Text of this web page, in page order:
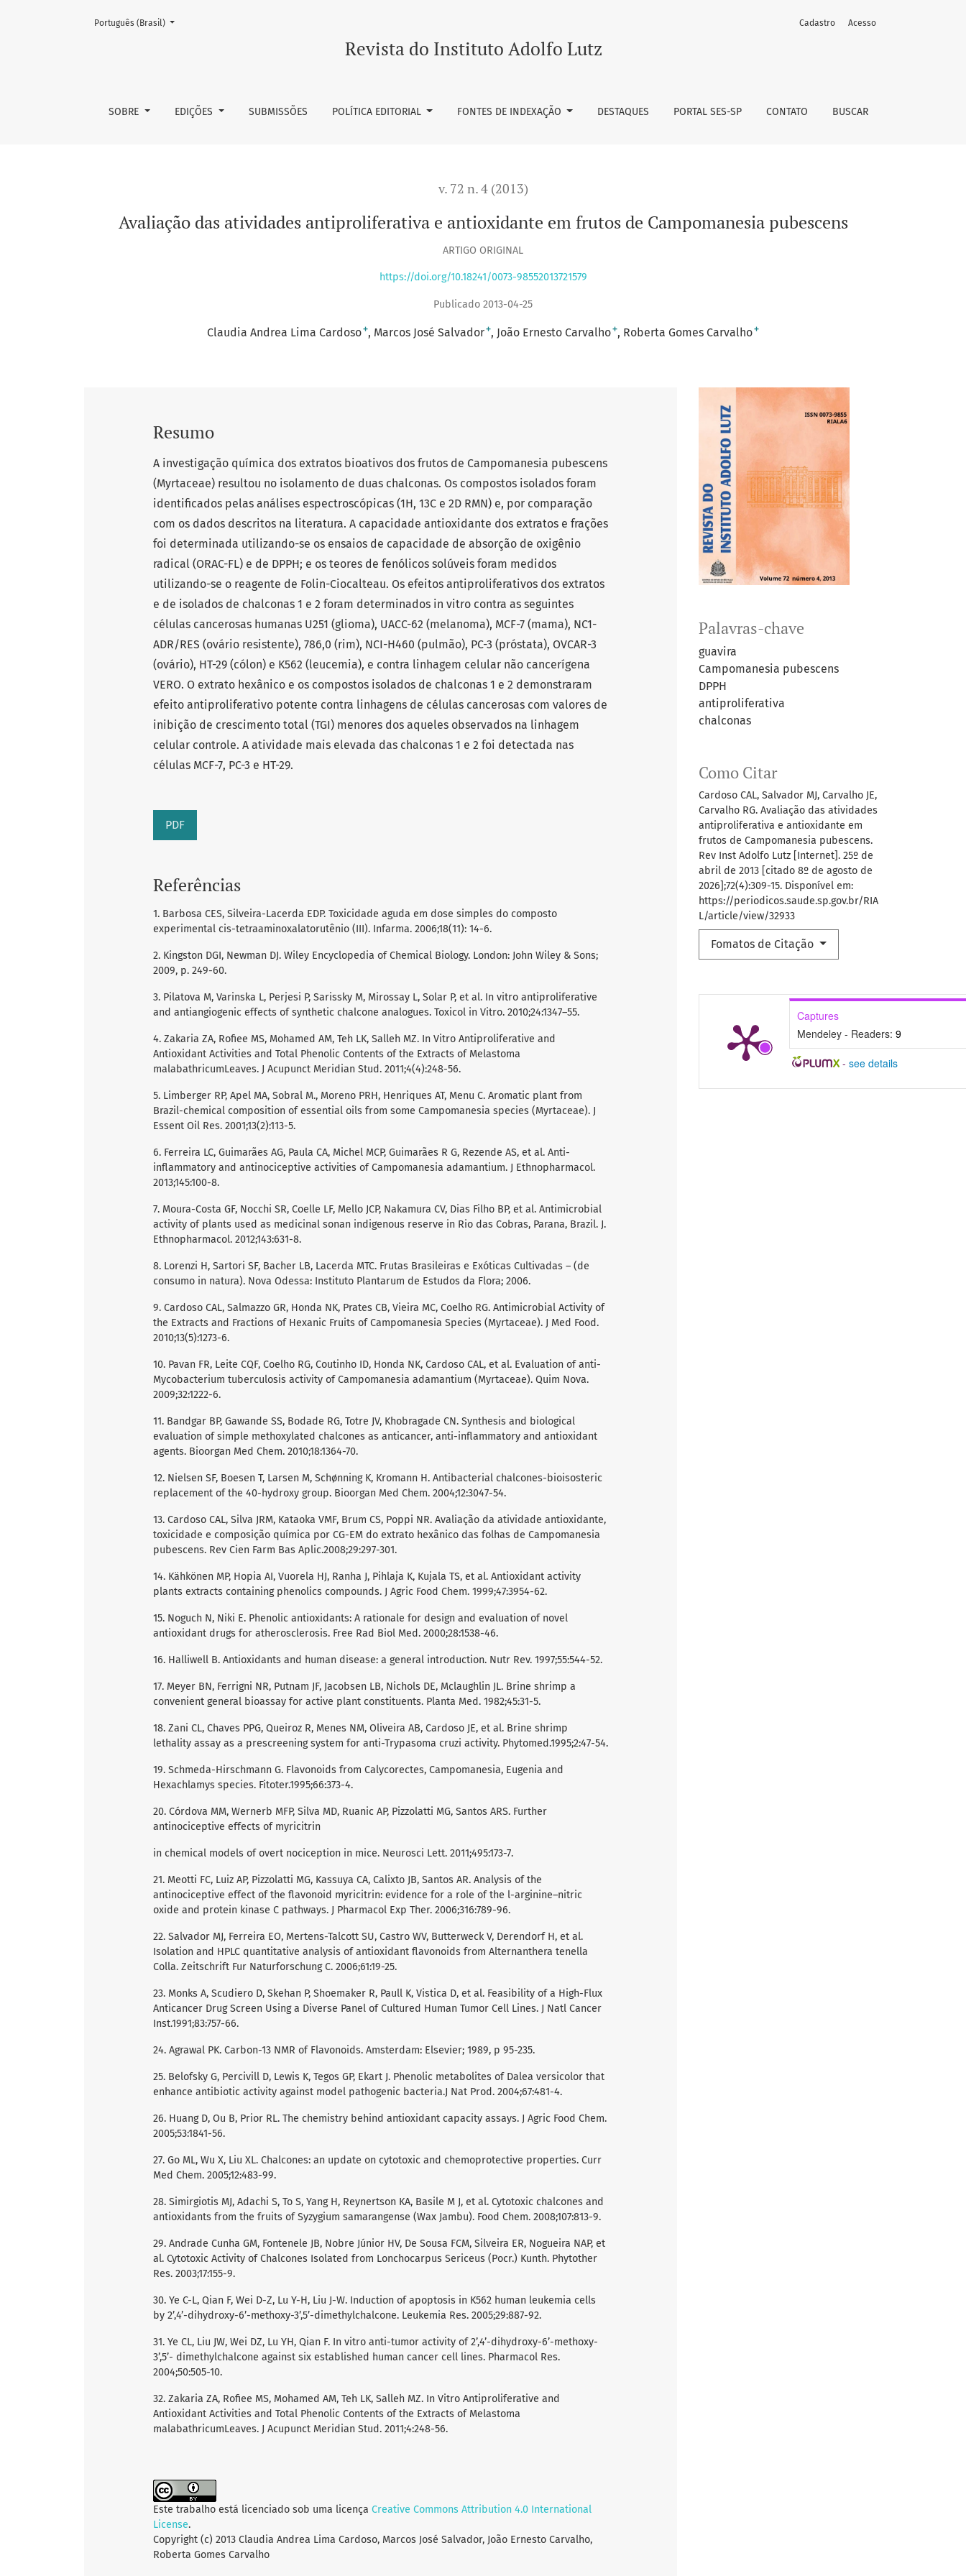
Avaliação das atividades antiproliferativa e antioxidante em frutos de Campomanesia pubescens
Revista do Instituto Adolfo Lutz
SOBRE EDIÇÕES SUBMISSÕES POLÍTICA EDITORIAL FONTES DE INDEXAÇÃO DESTAQUES PORTAL SES-SP CONTATO BUSCAR
Cadastro Acesso
Mudar o idioma. O atual é:
Português (Brasil)
v. 72 n. 4 (2013)
Avaliação das atividades antiproliferativa e antioxidante em frutos de Campomanesia pubescens
ARTIGO ORIGINAL
https://doi.org/10.18241/0073-98552013721579
Publicado 2013-04-25
Claudia Andrea Lima Cardoso+ Marcos José Salvador+ João Ernesto Carvalho+ Roberta Gomes Carvalho+
Palavras-chave
guavira
Campomanesia pubescens
DPPH
antiproliferativa
chalconas
Como Citar
Cardoso CAL, Salvador MJ, Carvalho JE,
Carvalho RG. Avaliação das atividades
antiproliferativa e antioxidante em
frutos de Campomanesia pubescens.
Rev Inst Adolfo Lutz [Internet]. 25º de
abril de 2013 [citado 8º de agosto de
2026];72(4):309-15. Disponível em:
https://periodicos.saude.sp.gov.br/RIA
L/article/view/32933
Fomatos de Citação
Captures
Mendeley - Readers: 9
- see details
Resumo
A investigação química dos extratos bioativos dos frutos de Campomanesia pubescens
(Myrtaceae) resultou no isolamento de duas chalconas. Os compostos isolados foram
identificados pelas análises espectroscópicas (1H, 13C e 2D RMN) e, por comparação
com os dados descritos na literatura. A capacidade antioxidante dos extratos e frações
foi determinada utilizando-se os ensaios de capacidade de absorção de oxigênio
radical (ORAC-FL) e de DPPH; e os teores de fenólicos solúveis foram medidos
utilizando-se o reagente de Folin-Ciocalteau. Os efeitos antiproliferativos dos extratos
e de isolados de chalconas 1 e 2 foram determinados in vitro contra as seguintes
células cancerosas humanas U251 (glioma), UACC-62 (melanoma), MCF-7 (mama), NC1-
ADR/RES (ovário resistente), 786,0 (rim), NCI-H460 (pulmão), PC-3 (próstata), OVCAR-3
(ovário), HT-29 (cólon) e K562 (leucemia), e contra linhagem celular não cancerígena
VERO. O extrato hexânico e os compostos isolados de chalconas 1 e 2 demonstraram
efeito antiproliferativo potente contra linhagens de células cancerosas com valores de
inibição de crescimento total (TGI) menores dos aqueles observados na linhagem
celular controle. A atividade mais elevada das chalconas 1 e 2 foi detectada nas
células MCF-7, PC-3 e HT-29.
PDF
Referências
1. Barbosa CES, Silveira-Lacerda EDP. Toxicidade aguda em dose simples do composto
experimental cis-tetraaminoxalatorutênio (III). Infarma. 2006;18(11): 14-6.
2. Kingston DGI, Newman DJ. Wiley Encyclopedia of Chemical Biology. London: John Wiley & Sons;
2009, p. 249-60.
3. Pilatova M, Varinska L, Perjesi P, Sarissky M, Mirossay L, Solar P, et al. In vitro antiproliferative
and antiangiogenic effects of synthetic chalcone analogues. Toxicol in Vitro. 2010;24:1347–55.
4. Zakaria ZA, Rofiee MS, Mohamed AM, Teh LK, Salleh MZ. In Vitro Antiproliferative and
Antioxidant Activities and Total Phenolic Contents of the Extracts of Melastoma
malabathricumLeaves. J Acupunct Meridian Stud. 2011;4(4):248-56.
5. Limberger RP, Apel MA, Sobral M., Moreno PRH, Henriques AT, Menu C. Aromatic plant from
Brazil-chemical composition of essential oils from some Campomanesia species (Myrtaceae). J
Essent Oil Res. 2001;13(2):113-5.
6. Ferreira LC, Guimarães AG, Paula CA, Michel MCP, Guimarães R G, Rezende AS, et al. Anti-
inflammatory and antinociceptive activities of Campomanesia adamantium. J Ethnopharmacol.
2013;145:100-8.
7. Moura-Costa GF, Nocchi SR, Coelle LF, Mello JCP, Nakamura CV, Dias Filho BP, et al. Antimicrobial
activity of plants used as medicinal sonan indigenous reserve in Rio das Cobras, Parana, Brazil. J.
Ethnopharmacol. 2012;143:631-8.
8. Lorenzi H, Sartori SF, Bacher LB, Lacerda MTC. Frutas Brasileiras e Exóticas Cultivadas – (de
consumo in natura). Nova Odessa: Instituto Plantarum de Estudos da Flora; 2006.
9. Cardoso CAL, Salmazzo GR, Honda NK, Prates CB, Vieira MC, Coelho RG. Antimicrobial Activity of
the Extracts and Fractions of Hexanic Fruits of Campomanesia Species (Myrtaceae). J Med Food.
2010;13(5):1273-6.
10. Pavan FR, Leite CQF, Coelho RG, Coutinho ID, Honda NK, Cardoso CAL, et al. Evaluation of anti-
Mycobacterium tuberculosis activity of Campomanesia adamantium (Myrtaceae). Quim Nova.
2009;32:1222-6.
11. Bandgar BP, Gawande SS, Bodade RG, Totre JV, Khobragade CN. Synthesis and biological
evaluation of simple methoxylated chalcones as anticancer, anti-inflammatory and antioxidant
agents. Bioorgan Med Chem. 2010;18:1364-70.
12. Nielsen SF, Boesen T, Larsen M, Schønning K, Kromann H. Antibacterial chalcones-bioisosteric
replacement of the 40-hydroxy group. Bioorgan Med Chem. 2004;12:3047-54.
13. Cardoso CAL, Silva JRM, Kataoka VMF, Brum CS, Poppi NR. Avaliação da atividade antioxidante,
toxicidade e composição química por CG-EM do extrato hexânico das folhas de Campomanesia
pubescens. Rev Cien Farm Bas Aplic.2008;29:297-301.
14. Kähkönen MP, Hopia AI, Vuorela HJ, Ranha J, Pihlaja K, Kujala TS, et al. Antioxidant activity
plants extracts containing phenolics compounds. J Agric Food Chem. 1999;47:3954-62.
15. Noguch N, Niki E. Phenolic antioxidants: A rationale for design and evaluation of novel
antioxidant drugs for atherosclerosis. Free Rad Biol Med. 2000;28:1538-46.
16. Halliwell B. Antioxidants and human disease: a general introduction. Nutr Rev. 1997;55:544-52.
17. Meyer BN, Ferrigni NR, Putnam JF, Jacobsen LB, Nichols DE, Mclaughlin JL. Brine shrimp a
convenient general bioassay for active plant constituents. Planta Med. 1982;45:31-5.
18. Zani CL, Chaves PPG, Queiroz R, Menes NM, Oliveira AB, Cardoso JE, et al. Brine shrimp
lethality assay as a prescreening system for anti-Trypasoma cruzi activity. Phytomed.1995;2:47-54.
19. Schmeda-Hirschmann G. Flavonoids from Calycorectes, Campomanesia, Eugenia and
Hexachlamys species. Fitoter.1995;66:373-4.
20. Córdova MM, Wernerb MFP, Silva MD, Ruanic AP, Pizzolatti MG, Santos ARS. Further
antinociceptive effects of myricitrin
in chemical models of overt nociception in mice. Neurosci Lett. 2011;495:173-7.
21. Meotti FC, Luiz AP, Pizzolatti MG, Kassuya CA, Calixto JB, Santos AR. Analysis of the
antinociceptive effect of the flavonoid myricitrin: evidence for a role of the l-arginine–nitric
oxide and protein kinase C pathways. J Pharmacol Exp Ther. 2006;316:789-96.
22. Salvador MJ, Ferreira EO, Mertens-Talcott SU, Castro WV, Butterweck V, Derendorf H, et al.
Isolation and HPLC quantitative analysis of antioxidant flavonoids from Alternanthera tenella
Colla. Zeitschrift Fur Naturforschung C. 2006;61:19-25.
23. Monks A, Scudiero D, Skehan P, Shoemaker R, Paull K, Vistica D, et al. Feasibility of a High-Flux
Anticancer Drug Screen Using a Diverse Panel of Cultured Human Tumor Cell Lines. J Natl Cancer
Inst.1991;83:757-66.
24. Agrawal PK. Carbon-13 NMR of Flavonoids. Amsterdam: Elsevier; 1989, p 95-235.
25. Belofsky G, Percivill D, Lewis K, Tegos GP, Ekart J. Phenolic metabolites of Dalea versicolor that
enhance antibiotic activity against model pathogenic bacteria.J Nat Prod. 2004;67:481-4.
26. Huang D, Ou B, Prior RL. The chemistry behind antioxidant capacity assays. J Agric Food Chem.
2005;53:1841-56.
27. Go ML, Wu X, Liu XL. Chalcones: an update on cytotoxic and chemoprotective properties. Curr
Med Chem. 2005;12:483-99.
28. Simirgiotis MJ, Adachi S, To S, Yang H, Reynertson KA, Basile M J, et al. Cytotoxic chalcones and
antioxidants from the fruits of Syzygium samarangense (Wax Jambu). Food Chem. 2008;107:813-9.
29. Andrade Cunha GM, Fontenele JB, Nobre Júnior HV, De Sousa FCM, Silveira ER, Nogueira NAP, et
al. Cytotoxic Activity of Chalcones Isolated from Lonchocarpus Sericeus (Pocr.) Kunth. Phytother
Res. 2003;17:155-9.
30. Ye C-L, Qian F, Wei D-Z, Lu Y-H, Liu J-W. Induction of apoptosis in K562 human leukemia cells
by 2’,4’-dihydroxy-6’-methoxy-3’,5’-dimethylchalcone. Leukemia Res. 2005;29:887-92.
31. Ye CL, Liu JW, Wei DZ, Lu YH, Qian F. In vitro anti-tumor activity of 2’,4’-dihydroxy-6’-methoxy-
3’,5’- dimethylchalcone against six established human cancer cell lines. Pharmacol Res.
2004;50:505-10.
32. Zakaria ZA, Rofiee MS, Mohamed AM, Teh LK, Salleh MZ. In Vitro Antiproliferative and
Antioxidant Activities and Total Phenolic Contents of the Extracts of Melastoma
malabathricumLeaves. J Acupunct Meridian Stud. 2011;4:248-56.
Este trabalho está licenciado sob uma licença Creative Commons Attribution 4.0 International
License.
Copyright (c) 2013 Claudia Andrea Lima Cardoso, Marcos José Salvador, João Ernesto Carvalho,
Roberta Gomes Carvalho